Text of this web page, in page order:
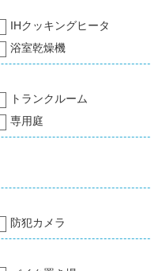
IHクッキングヒータ
浴室乾燥機
トランクルーム
専用庭
防犯カメラ